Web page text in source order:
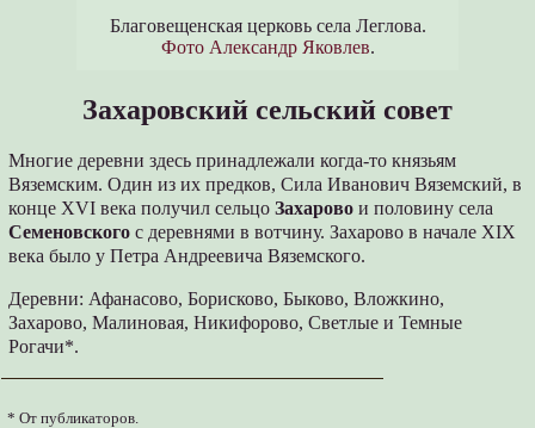
Благовещенская церковь села Леглова.
Фото Александр Яковлев.
Захаровский сельский совет
Многие деревни здесь принадлежали когда-то князьям
Вяземским. Один из их предков, Сила Иванович Вяземский, в
конце XVI века получил сельцоЗахарово и половину села
Семеновского с деревнями в вотчину. Захарово в начале XIX
века было у Петра Андреевича Вяземского.
Деревни: Афанасово, Борисково, Быково, Вложкино,
Захарово, Малиновая, Никифорово, Светлые и Темные
Рогачи*.
* От публикаторов.